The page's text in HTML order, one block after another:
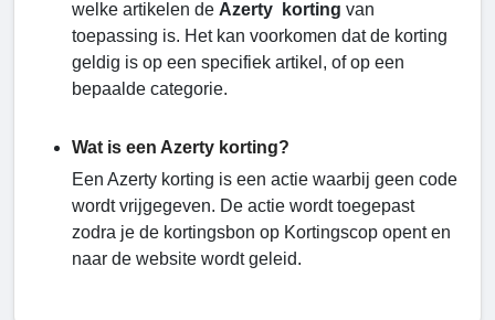
welke artikelen de Azerty korting van
toepassing is. Het kan voorkomen dat de korting
geldig is op een specifiek artikel, of op een
bepaalde categorie.
Wat is een Azerty korting?
Een Azerty korting is een actie waarbij geen code
wordt vrijgegeven. De actie wordt toegepast
zodra je de kortingsbon op Kortingscop opent en
naar de website wordt geleid.